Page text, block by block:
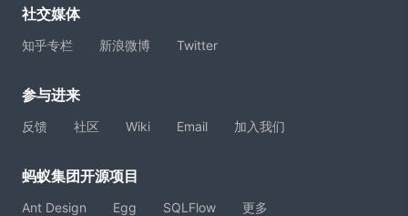
社交媒体
知乎专栏 新浪微博 Twitter
参与进来
反馈 社区 Wiki Email 加入我们
蚂蚁集团开源项目
Ant Design Egg SQLFlow 更多